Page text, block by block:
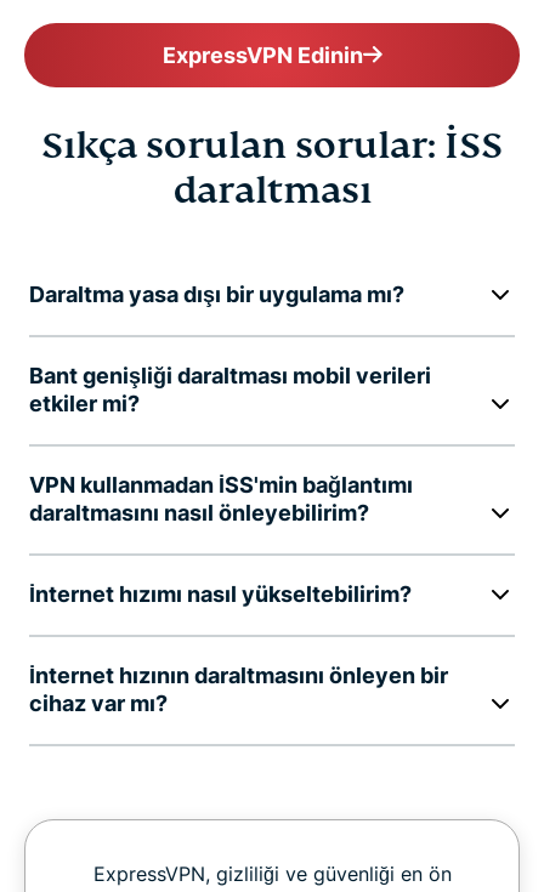
ExpressVPN Edinin
Sıkça sorulan sorular: İSS
daraltması
Daraltma yasa dışı bir uygulama mı?
Bant genişliği daraltması mobil verileri
etkiler mi?
VPN kullanmadan İSS'min bağlantımı
daraltmasını nasıl önleyebilirim?
İnternet hızımı nasıl yükseltebilirim?
İnternet hızının daraltmasını önleyen bir
cihaz var mı?
ExpressVPN, gizliliği ve güvenliği en ön